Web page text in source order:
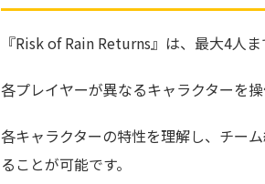
『Risk of Rain Returns』は、最大4人
各プレイヤーが異なるキャラクターを
各キャラクターの特性を理解し、チー
ることが可能です。